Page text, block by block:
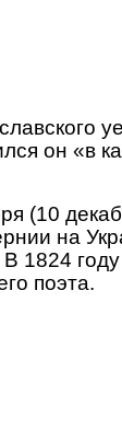
он «в
(10
на
1824
поэта.